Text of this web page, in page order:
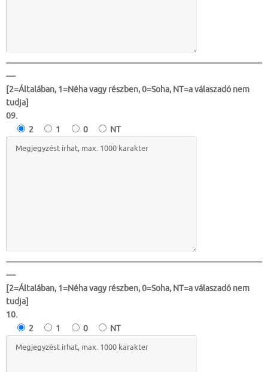
-----------------------------------------------------------------------------------------------------------
----
[2=Általában, 1=Néha vagy részben, 0=Soha, NT=a válaszadó nem
tudja]
09.
2
1 0 NT
-----------------------------------------------------------------------------------------------------------
----
[2=Általában, 1=Néha vagy részben, 0=Soha, NT=a válaszadó nem
tudja]
10.
2
1 0 NT